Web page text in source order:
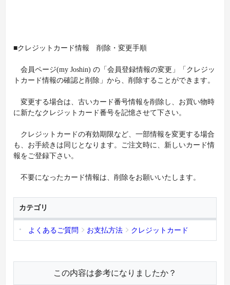
■クレジットカード情報 削除・変更手順
会員ページ(my Joshin) の「会員登録情報の変更」「クレジッ
トカード情報の確認と削除」から、削除することができます。
変更する場合は、古いカード番号情報を削除し、お買い物時
に新たなクレジットカード番号を記憶させて下さい。
クレジットカードの有効期限など、一部情報を変更する場合
も、お手続きは同じとなります。ご注文時に、新しいカード情
報をご登録下さい。
不要になったカード情報は、削除をお願いいたします。
カテゴリ
よくあるご質問 お支払方法 クレジットカード
この内容は参考になりましたか？